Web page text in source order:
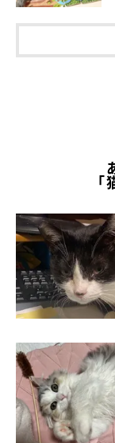
@aka_omanju_boys
見た目以外にも変
もともと先住猫・
で、飼い主さんが
ていたところ、い
「起きて〜」「ゴ
リエーションで鳴